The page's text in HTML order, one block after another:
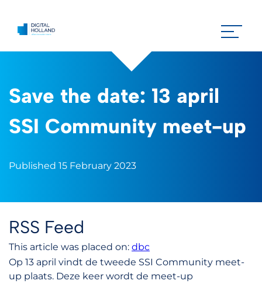
Save the date: 13 april
SSI Community meet-up
Published 15 February 2023
RSS Feed
This article was placed on: dbc
Op 13 april vindt de tweede SSI Community meet-
up plaats. Deze keer wordt de meet-up